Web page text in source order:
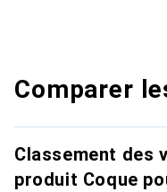
Comparer
Classement des
produit Coque